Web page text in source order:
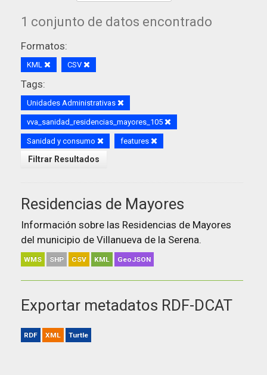
1 conjunto de datos encontrado
Formatos:
KML CSV
Tags:
Unidades Administrativas
vva_sanidad_residencias_mayores_105
Sanidad y consumo features
Filtrar Resultados
Residencias de Mayores
Información sobre las Residencias de Mayores
del municipio de Villanueva de la Serena.
WMS SHP CSV KML GeoJSON
Exportar metadatos RDF-DCAT
RDF XML Turtle